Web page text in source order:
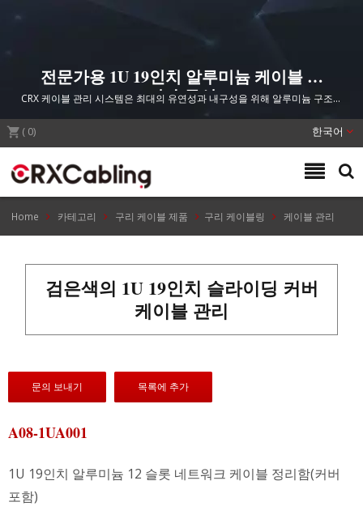
전문가용 1U 19인치 알루미늄 케이블 관
리 솔루션
CRX 케이블 관리 시스템은 최대의 유연성과 내구성을 위해 알루미늄 구조와
슬라이딩 커버 디자인을 갖춘 표준 서버 랙을 위한 조직적이고 보호된 케이블
( 0) 한국어
Home 카테고리 구리 케이블 제품 구리 케이블링 케이블 관리
검은색의 1U 19인치 슬라이딩 커버
케이블 관리
문의 보내기 목록에 추가
A08-1UA001
1U 19인치 알루미늄 12 슬롯 네트워크 케이블 정리함(커버
포함)